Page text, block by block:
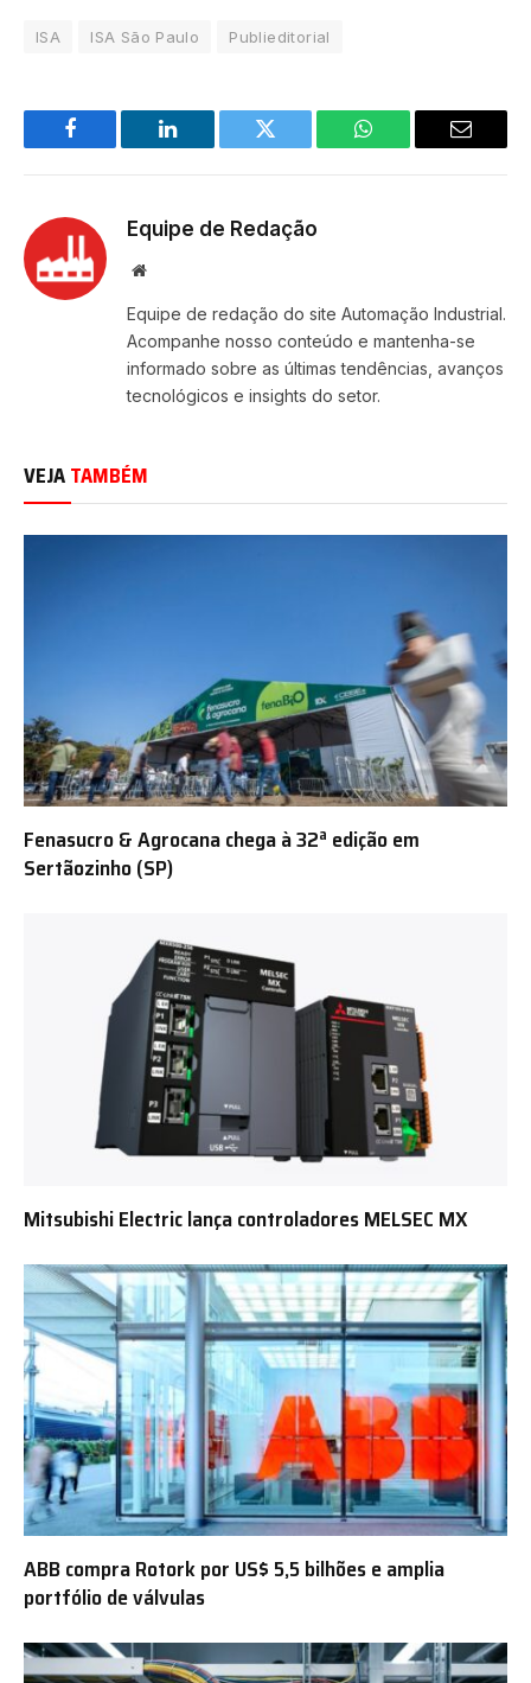
ISA ISA São Paulo Publieditorial
Facebook LinkedIn Twitter WhatsApp Email
Equipe de Redação
Site
Equipe de redação do site Automação Industrial.
Acompanhe nosso conteúdo e mantenha-se
informado sobre as últimas tendências, avanços
tecnológicos e insights do setor.
VEJATAMBÉM
Fenasucro & Agrocana chega à 32ª edição em
Sertãozinho (SP)
Mitsubishi Electric lança controladores MELSEC MX
ABB compra Rotork por US$ 5,5 bilhões e amplia
portfólio de válvulas